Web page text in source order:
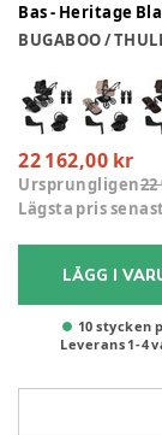
Bas - Heritage
BUGABOO /
22 162,00 kr
Ursprungligen
Lägsta pris
LÄGG I
10 stycken
Leverans 1-4